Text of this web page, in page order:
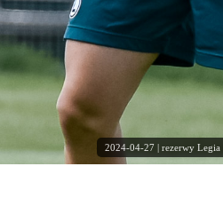
2024-04-27 | rezerwy Legia